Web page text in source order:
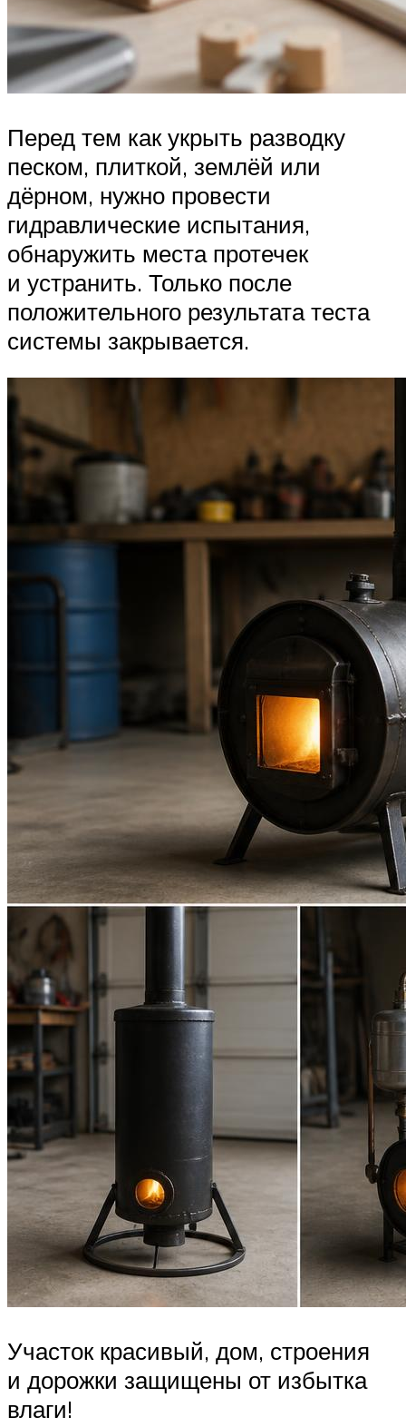
Перед тем как укрыть разводку
песком, плиткой, землёй или
дёрном, нужно провести
гидравлические испытания,
обнаружить места протечек
и устранить. Только после
положительного результата теста
системы закрывается.
Участок красивый, дом, строения
и дорожки защищены от избытка
влаги!